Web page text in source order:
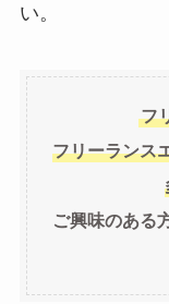
い。
フ
フリーランス
ご興味のある